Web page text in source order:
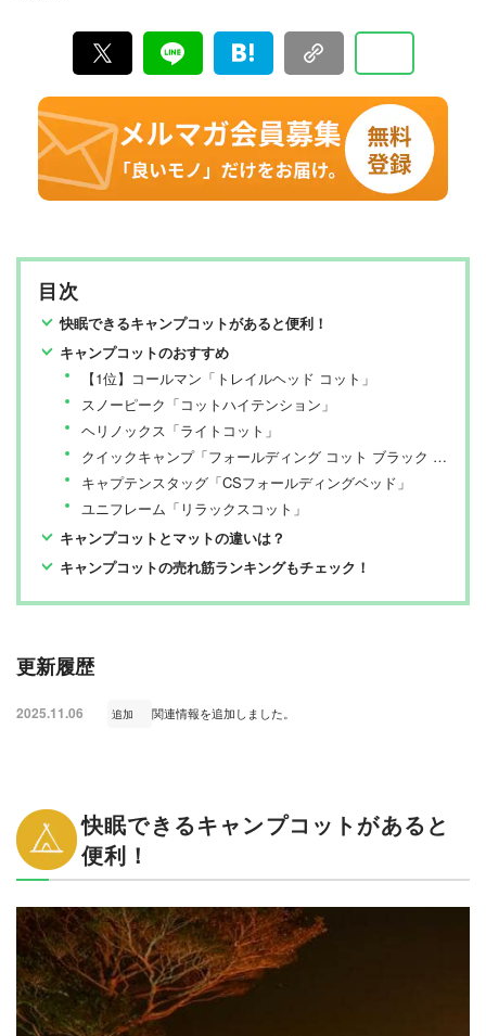
年間100日以上、フィールドへ出かけてアウトドアギアを
テスト。自身のブログやアウトドアメディアでインプレ
ッションを公開してる。イベントやワークショップで行
う道具解説なども人気。
晋遊舎のアウトドアムックに携わるママさんライター。
ママさん独自の目線で消費者の立場にたったレビューを
得意としている。
キャンプスタイリスト/防災士
イベントの装飾やものづくりワークショップなどを手が
最新の良いモノおすすめベストバイ
MONOQLO編集部
『MONOQLO（モノクロ）』は2009年3月19日に創刊、
毎月19日に発行されている「広告なし」のモノ批評雑誌
& おすすめ情報メディア。創刊以来、おもに男性向けの
生活用品や家具、ガジェット、食品などを各分野の専門
家にも協力を仰ぎ、編集部と社内の検証機関が実際に比
較・検証・評価してきました。テストで見つけた「本当
に良いモノ」だけを厳選して紹介。編集長・山田和樹を
中心に、11名以上の編集体制で日々の検証・記事制作を
行っています。
目次
快眠できるキャンプコットがあると便利！
キャンプコットのおすすめ
【1位】コールマン「トレイルヘッド コット」
スノーピーク「コットハイテンション」
ヘリノックス「ライトコット」
クイックキャンプ「フォールディング コット ブラック QC-SC190」
キャプテンスタッグ「CSフォールディングベッド」
ユニフレーム「リラックスコット」
キャンプコットとマットの違いは？
キャンプコットの売れ筋ランキングもチェック！
更新履歴
2025.11.06 追加 関連情報を追加しました。
快眠できるキャンプコットがあると
便利！